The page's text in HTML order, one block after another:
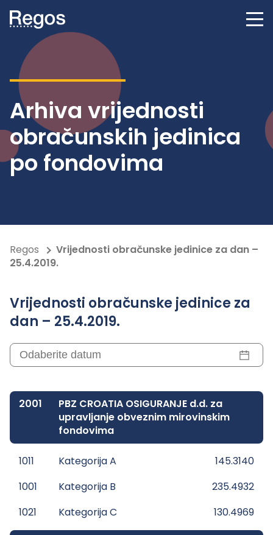
Arhiva vrijednosti
obračunskih jedinica
po fondovima
Regos
Vrijednosti obračunske jedinice za dan –
25.4.2019.
Vrijednosti obračunske jedinice za
dan – 25.4.2019.
2001
PBZ CROATIA OSIGURANJE d.d. za
upravljanje obveznim mirovinskim
fondovima
1011 Kategorija A
145.3140
1001
Kategorija B
235.4932
1021
Kategorija C 130.4969